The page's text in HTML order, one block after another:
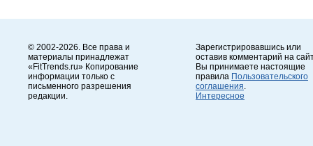
© 2002-2026. Все права и
материалы принадлежат
«FitTrends.ru» Копирование
информации только с
письменного разрешения
редакции.
Зарегистрировавшись или
оставив комментарий на
Вы принимаете настоящие
правила Пользовательского
соглашения
Интересное